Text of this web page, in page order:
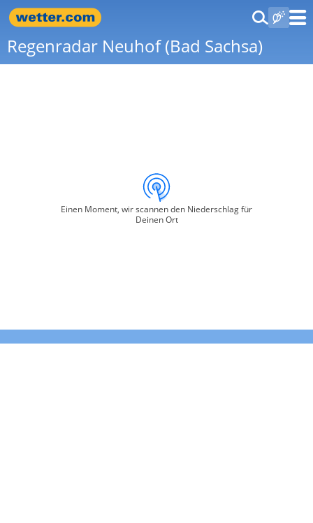
Regenradar Neuhof (Bad Sachsa)
Einen Moment, wir scannen den Niederschlag für
Deinen Ort